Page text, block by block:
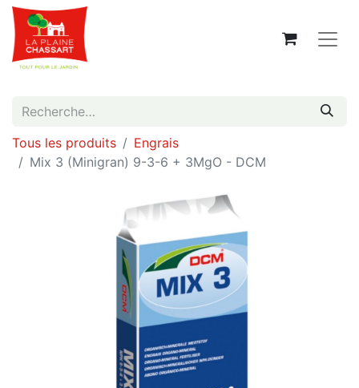
Tous les produits
Engrais
Mix 3 (Minigran) 9-3-6 + 3MgO - DCM